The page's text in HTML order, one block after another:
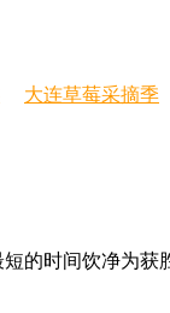
大连草莓采摘季
的时间饮净为获